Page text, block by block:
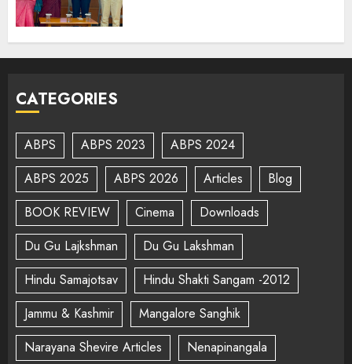
CATEGORIES
ABPS ABPS 2023
ABPS 2024
ABPS 2025
ABPS 2026 Articles
Blog
BOOK REVIEW
Cinema
Downloads
Du Gu Lajkshman
Du Gu Lakshman
Hindu Samajotsav
Hindu Shakti Sangam -2012
Jammu & Kashmir
Mangalore Sanghik
Narayana Shevire Articles
Nenapinangala